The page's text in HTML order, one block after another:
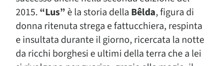
2015. “Lus” è la storia della Bêlda, figura di
donna ritenuta strega e fattucchiera, respinta
e insultata durante il giorno, ricercata la notte
da ricchi borghesi e ultimi della terra che a lei